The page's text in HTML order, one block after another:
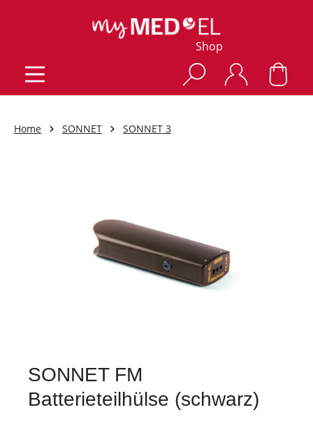
Shop
Home SONNET SONNET 3
SONNET FM
Batterieteilhülse (schwarz)